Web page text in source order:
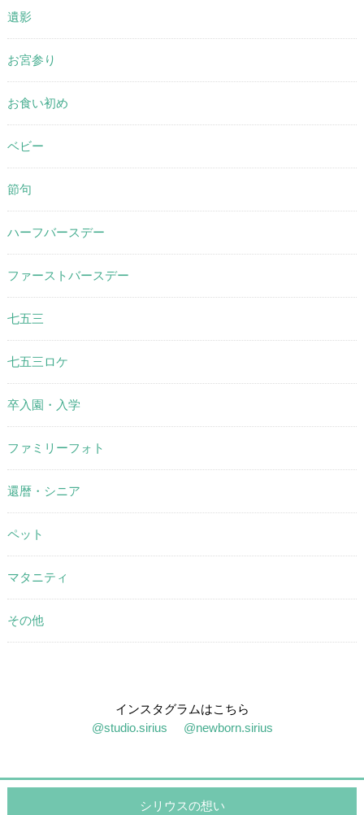
遺影
お宮参り
お食い初め
ベビー
節句
ハーフバースデー
ファーストバースデー
七五三
七五三ロケ
卒入園・入学
ファミリーフォト
還暦・シニア
ペット
マタニティ
その他
インスタグラムはこちら
@studio.sirius
@newborn.sirius
シリウスの想い